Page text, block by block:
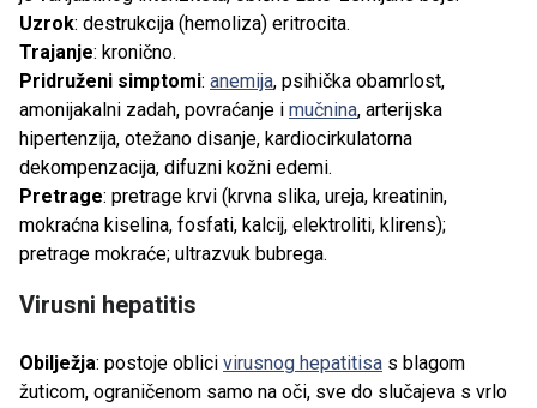
Uzrok: destrukcija (hemoliza) eritrocita.
Trajanje: kronično.
Pridruženi simptomi: anemija, psihička obamrlost,
amonijakalni zadah, povraćanje i mučnina, arterijska
hipertenzija, otežano disanje, kardiocirkulatorna
dekompenzacija, difuzni kožni edemi.
Pretrage: pretrage krvi (krvna slika, ureja, kreatinin,
mokraćna kiselina, fosfati, kalcij, elektroliti, klirens);
pretrage mokraće; ultrazvuk bubrega.
Virusni hepatitis
Obilježja: postoje oblici virusnog hepatitisa s blagom
žuticom, ograničenom samo na oči, sve do slučajeva s vrlo